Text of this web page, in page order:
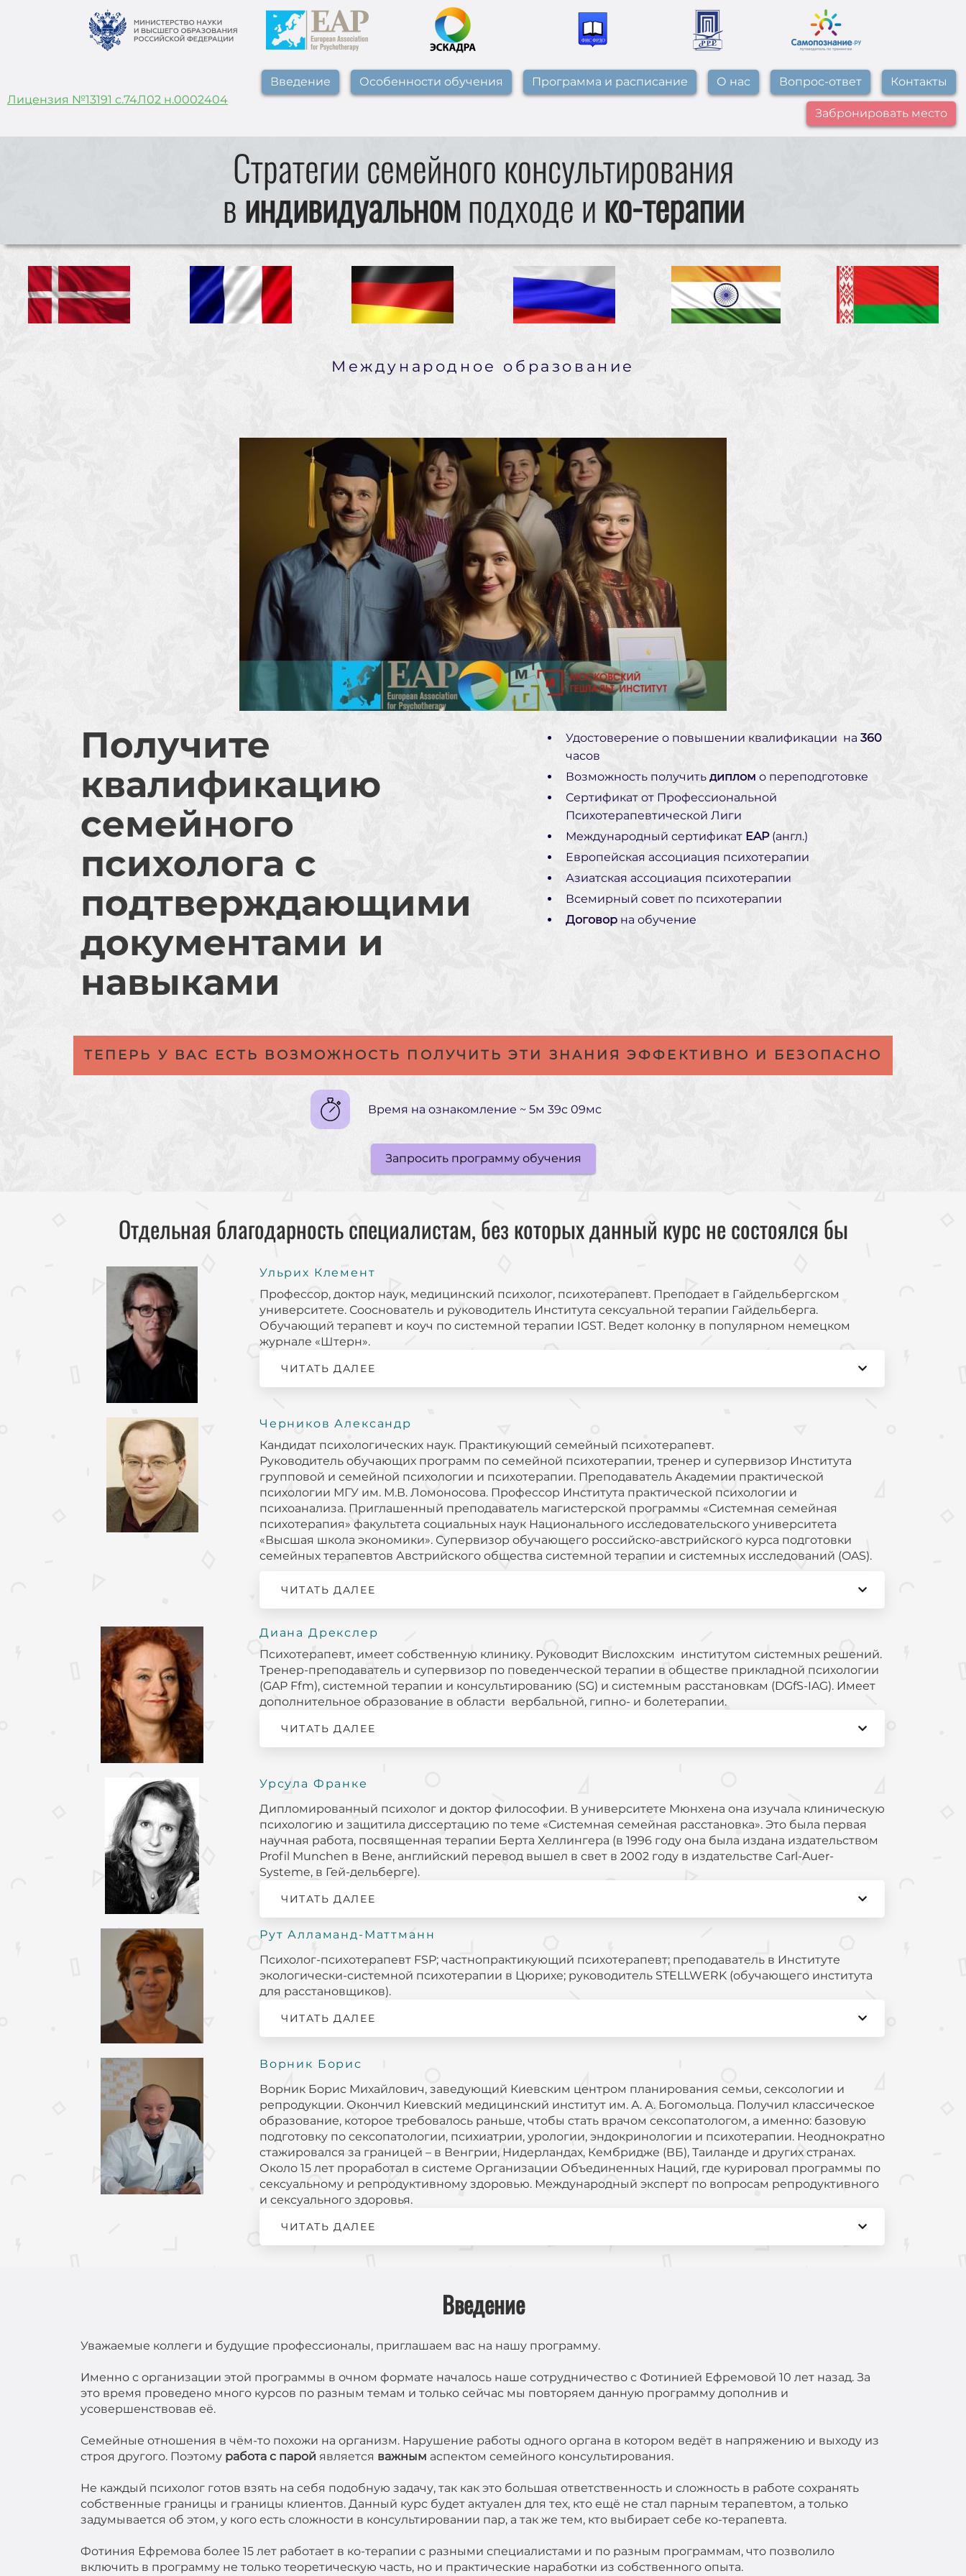
Лицензия №13191 с.74Л02 н.0002404
Введение Особенности обучения Программа и расписание О нас Вопрос-ответ Контакты
Забронировать место
Стратегии семейного консультирования
виндивидуальномподходе ико-терапии
Международное образование
Получите
квалификацию
семейного
психолога с
подтверждающими
документами и
навыками
Удостоверение о повышении квалификации на 360
часов
Возможность получить диплом о переподготовке
Сертификат от Профессиональной
Психотерапевтической Лиги
Международный сертификат EAP(англ.)
Европейская ассоциация психотерапии
Азиатская ассоциация психотерапии
Всемирный совет по психотерапии
Договор на обучение
ТЕПЕРЬ У ВАС ЕСТЬ ВОЗМОЖНОСТЬ ПОЛУЧИТЬ ЭТИ ЗНАНИЯ ЭФФЕКТИВНО И БЕЗОПАСНО
Время на ознакомление ~ 5м 39с 09мс
Запросить программу обучения
Отдельная благодарность специалистам, без которых данный курс не состоялся бы
Ульрих Клемент
Профессор, доктор наук, медицинский психолог, психотерапевт. Преподает в Гайдельбергском
университете. Сооснователь и руководитель Института сексуальной терапии Гайдельберга.
Обучающий терапевт и коуч по системной терапии IGST. Ведет колонку в популярном немецком
журнале «Штерн».
ЧИТАТЬ ДАЛЕЕ
Черников Александр
Кандидат психологических наук. Практикующий семейный психотерапевт.
Руководитель обучающих программ по семейной психотерапии, тренер и супервизор Института
групповой и семейной психологии и психотерапии. Преподаватель Академии практической
психологии МГУ им. М.В. Ломоносова. Профессор Института практической психологии и
психоанализа. Приглашенный преподаватель магистерской программы «Системная семейная
психотерапия» факультета социальных наук Национального исследовательского университета
«Высшая школа экономики». Супервизор обучающего российско-австрийского курса подготовки
семейных терапевтов Австрийского общества системной терапии и системных исследований (OAS).
ЧИТАТЬ ДАЛЕЕ
Диана Дрекслер
Психотерапевт, имеет собственную клинику. Руководит Вислохским институтом системных решений.
Тренер-преподаватель и супервизор по поведенческой терапии в обществе прикладной психологии
(GAP Ffm), системной терапии и консультированию (SG) и системным расстановкам (DGfS-IAG). Имеет
дополнительное образование в области вербальной, гипно- и болетерапии.
ЧИТАТЬ ДАЛЕЕ
Урсула Франке
Дипломированный психолог и доктор философии. В университете Мюнхена она изучала клиническую
психологию и защитила диссертацию по теме «Системная семейная расстановка». Это была первая
научная работа, посвященная терапии Берта Хеллингера (в 1996 году она была издана издательством
Profil Munchen в Вене, английский перевод вышел в свет в 2002 году в издательстве Carl-Auer-
Systeme, в Гей-дельберге).
ЧИТАТЬ ДАЛЕЕ
Рут Алламанд-Маттманн
Психолог-психотерапевт FSP; частнопрактикующий психотерапевт; преподаватель в Институте
экологически-системной психотерапии в Цюрихе; руководитель STELLWERK (обучающего института
для расстановщиков).
ЧИТАТЬ ДАЛЕЕ
Ворник Борис
Ворник Борис Михайлович, заведующий Киевским центром планирования семьи, сексологии и
репродукции. Окончил Киевский медицинский институт им. А. А. Богомольца. Получил классическое
образование, которое требовалось раньше, чтобы стать врачом сексопатологом, а именно: базовую
подготовку по сексопатологии, психиатрии, урологии, эндокринологии и психотерапии. Неоднократно
стажировался за границей – в Венгрии, Нидерландах, Кембридже (ВБ), Таиланде и других странах.
Около 15 лет проработал в системе Организации Объединенных Наций, где курировал программы по
сексуальному и репродуктивному здоровью. Международный эксперт по вопросам репродуктивного
и сексуального здоровья.
ЧИТАТЬ ДАЛЕЕ
Введение
Уважаемые коллеги и будущие профессионалы, приглашаем вас на нашу программу.
Именно с организации этой программы в очном формате началось наше сотрудничество с Фотинией Ефремовой 10 лет назад. За
это время проведено много курсов по разным темам и только сейчас мы повторяем данную программу дополнив и
усовершенствовав её.
Семейные отношения в чём-то похожи на организм. Нарушение работы одного органа в котором ведёт в напряжению и выходу из
строя другого. Поэтому работа с парой является важным аспектом семейного консультирования.
Не каждый психолог готов взять на себя подобную задачу, так как это большая ответственность и сложность в работе сохранять
собственные границы и границы клиентов. Данный курс будет актуален для тех, кто ещё не стал парным терапевтом, а только
задумывается об этом, у кого есть сложности в консультировании пар, а так же тем, кто выбирает себе ко-терапевта.
Фотиния Ефремова более 15 лет работает в ко-терапии с разными специалистами и по разным программам, что позволило
включить в программу не только теоретическую часть, но и практические наработки из собственного опыта.